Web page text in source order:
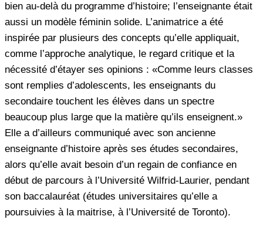
bien au-delà du programme d’histoire; l’enseignante était
aussi un modèle féminin solide. L’animatrice a été
inspirée par plusieurs des concepts qu’elle appliquait,
comme l’approche analytique, le regard critique et la
nécessité d’étayer ses opinions : «Comme leurs classes
sont remplies d’adolescents, les enseignants du
secondaire touchent les élèves dans un spectre
beaucoup plus large que la matière qu’ils enseignent.»
Elle a d’ailleurs communiqué avec son ancienne
enseignante d’histoire après ses études secondaires,
alors qu’elle avait besoin d’un regain de confiance en
début de parcours à l’Université Wilfrid-Laurier, pendant
son baccalauréat (études universitaires qu’elle a
poursuivies à la maitrise, à l’Université de Toronto).